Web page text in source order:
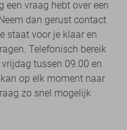
een vraag hebt over een
dan gerust contact
staat voor je klaar en
Telefonisch bereik
tussen 09.00 en
op elk moment naar
zo snel mogelijk